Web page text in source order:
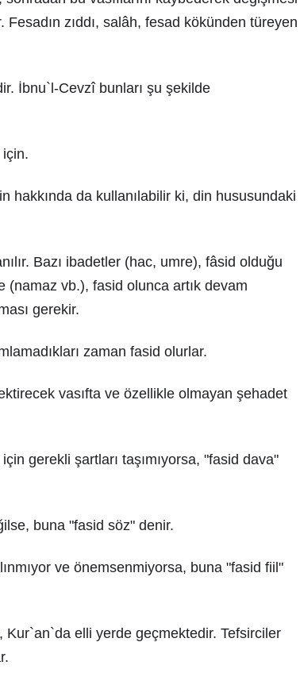
zıddı, salâh, fesad kökünden türeyen
İbnu`l-Cevzî bunları şu şekilde
hakkında da kullanılabilir ki, din hususundaki
Bazı ibadetler (hac, umre), fâsid olduğu
(namaz vb.), fasid olunca artık devam
gerekir.
zaman fasid olurlar.
vasıfta ve özellikle olmayan şehadet
gerekli şartları taşımıyorsa, "fasid dava"
buna "fasid söz" denir.
ve önemsenmiyorsa, buna "fasid fiil"
elli yerde geçmektedir. Tefsirciler